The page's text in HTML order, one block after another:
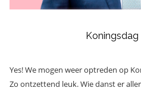
Yes! We mogen weer optreden op
Zo ontzettend leuk. Wie danst er